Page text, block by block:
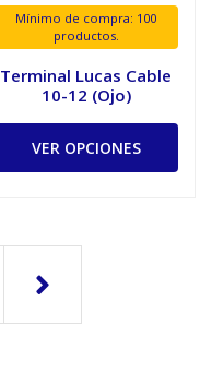
Mínimo de compra: 100
productos.
Terminal Lucas Cable
10-12 (Ojo)
VER OPCIONES